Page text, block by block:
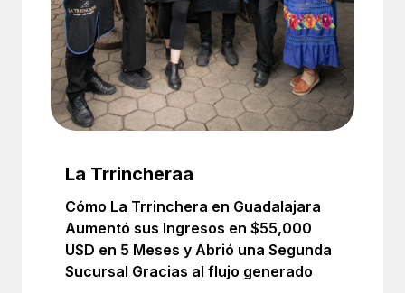
La Trrincheraa
Cómo La Trrinchera en Guadalajara
Aumentó sus Ingresos en $55,000
USD en 5 Meses y Abrió una Segunda
Sucursal Gracias al flujo generado